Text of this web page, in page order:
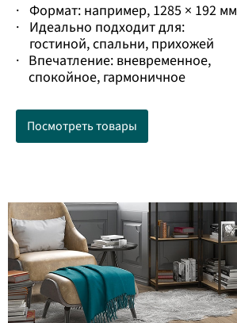
· Формат: например, 1285 × 192 мм
· Идеально подходит для:
гостиной, спальни, прихожей
· Впечатление: вневременное,
спокойное, гармоничное
Посмотреть товары